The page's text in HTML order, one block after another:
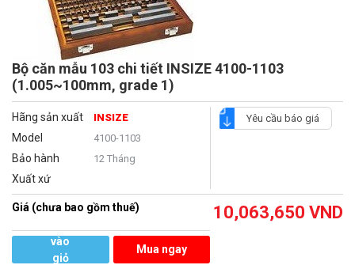
Bộ căn mẫu 103 chi tiết INSIZE 4100-1103
(1.005~100mm, grade 1)
Hãng sản xuất INSIZE
Model 4100-1103
Bảo hành 12 Tháng
Xuất xứ
Yêu cầu báo giá
Giá (chưa bao gồm thuế) 10,063,650 VND
vào
giỏ
Mua ngay